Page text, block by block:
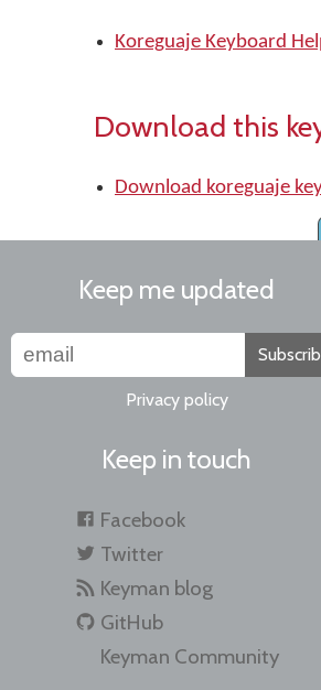
Koreguaje Keyboard
Download this
Download koreguaje
Keep me updated
Privacy policy
Keep in touch
Facebook
Twitter
Keyman blog
GitHub
Keyman Community